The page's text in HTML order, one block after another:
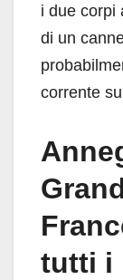
i due corpi
di un
corrente
tutti i